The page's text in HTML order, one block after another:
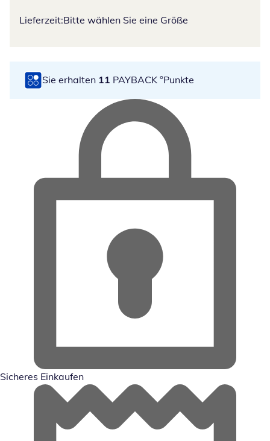
Lieferzeit:Bitte wählen Sie eine Größe
Sie erhalten 11 PAYBACK °Punkte
Sicheres Einkaufen